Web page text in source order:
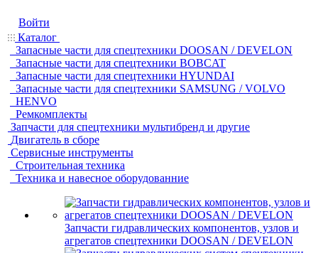
Войти
Каталог
Запасные части для спецтехники DOOSAN / DEVELON
Запасные части для спецтехники BOBCAT
Запасные части для спецтехники HYUNDAI
Запасные части для спецтехники SAMSUNG / VOLVO
HENVO
Ремкомплекты
Запчасти для спецтехники мультибренд и другие
Двигатель в сборе
Сервисные инструменты
Строительная техника
Техника и навесное оборудованние
Запчасти гидравлических компонентов, узлов и
агрегатов спецтехники DOOSAN / DEVELON